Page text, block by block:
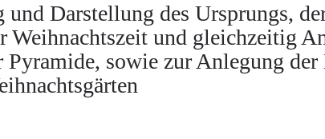
Darstellung des Ursprungs,
Weihnachtszeit und gleichzeitig
Pyramide, sowie zur Anlegung